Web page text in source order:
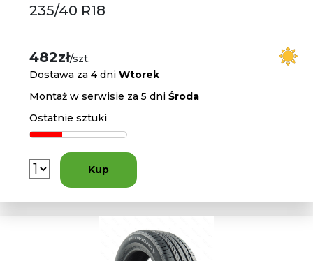
235/40 R18
482zł/szt.
Dostawa za 4 dniWtorek
Montaż w serwisie za 5 dniŚroda
Ostatnie sztuki
Kup